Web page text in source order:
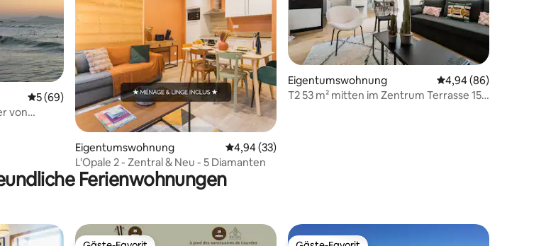
55 Bewertungen
Durchschnittliche Bewertung: 5 von 5, 69 Bewertungen
5 (69)
von
Eigentumswohnung Durchschnittliche Bewertung: 4,94 von 5, 33 Bewertungen
4,94 (33)
L'Opale 2 - Zentral & Neu - 5 Diamanten
Eigentumswohnung Durchschnittliche
4,94 (86)
T2 53 m² mitten im Zentrum Terrasse 15
Ferienwohnungen